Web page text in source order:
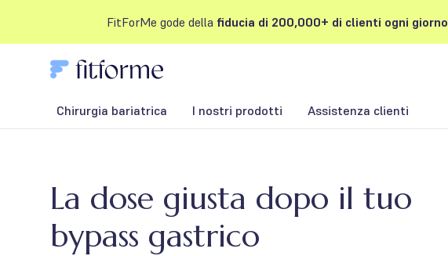
FitForMe gode della fiducia di 200,000+ di clienti ogni giorno
Chirurgia bariatrica I nostri prodotti Assistenza clienti
La dose giusta dopo il tuo
bypass gastrico